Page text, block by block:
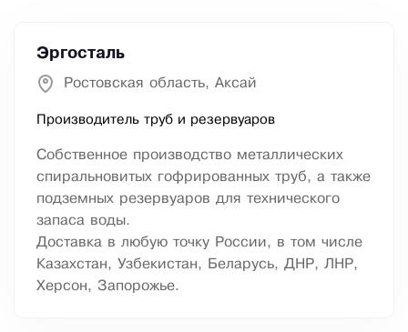
Эргосталь
Ростовская область, Аксай
Производитель труб и резервуаров
Собственное производство металлических
спиральновитых гофрированных труб, а также
подземных резервуаров для технического
запаса воды.
Доставка в любую точку России, в том числе
Казахстан, Узбекистан, Беларусь, ДНР, ЛНР,
Херсон, Запорожье.